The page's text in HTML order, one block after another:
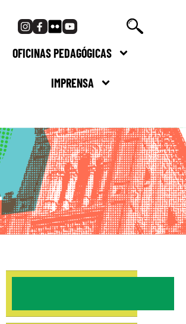
OFICINAS PEDAGÓGICAS
IMPRENSA